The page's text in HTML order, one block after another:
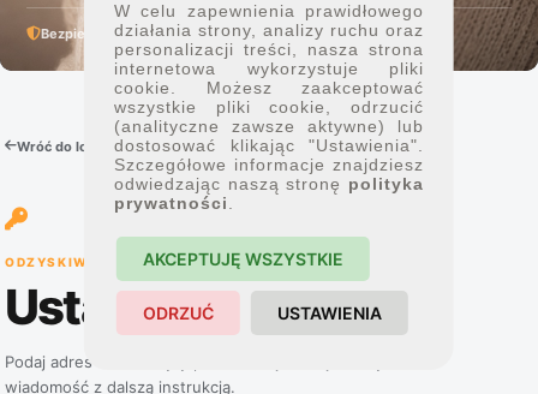
Bezpiecznie Przez e-mail
Wróć do logowania
ODZYSKIWANIE KONTA
Ustaw nowe hasło
Podaj adres e-mail użyty podczas rejestracji. Otrzymasz
wiadomość z dalszą instrukcją.
W celu zapewnienia prawidłowego
działania strony, analizy ruchu oraz
personalizacji treści, nasza strona
internetowa wykorzystuje pliki
cookie. Możesz zaakceptować
wszystkie pliki cookie, odrzucić
(analityczne zawsze aktywne) lub
dostosować klikając "Ustawienia".
Szczegółowe informacje znajdziesz
odwiedzając naszą stronę polityka
prywatności
AKCEPTUJĘ WSZYSTKIE
ODRZUĆ USTAWIENIA